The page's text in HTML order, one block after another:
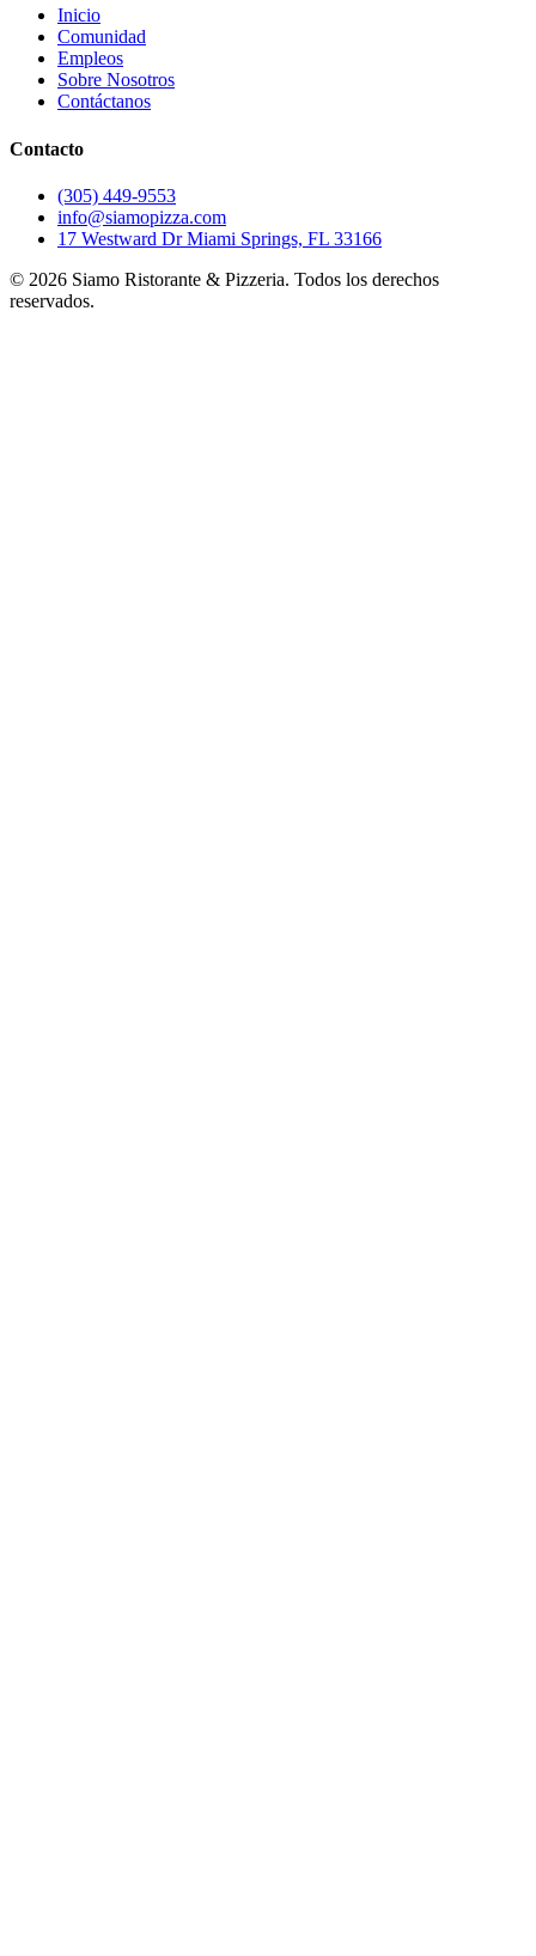
Inicio
Comunidad
Empleos
Sobre Nosotros
Contáctanos
Contacto
(305) 449-9553
info@siamopizza.com
17 Westward Dr Miami Springs, FL 33166
© 2026 Siamo Ristorante & Pizzeria. Todos los derechos
reservados.